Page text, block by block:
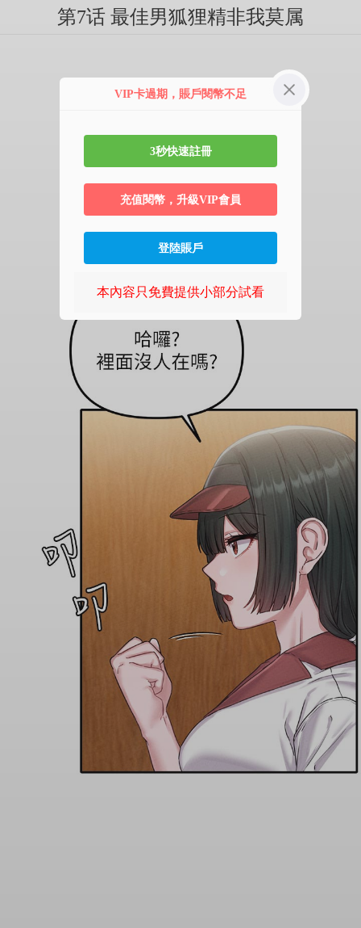
第7话 最佳男狐狸精非我莫属
VIP卡過期，賬戶閱幣不足
3秒快速註冊
充值閱幣，升級VIP會員
登陸賬戶
本內容只免費提供小部分試看